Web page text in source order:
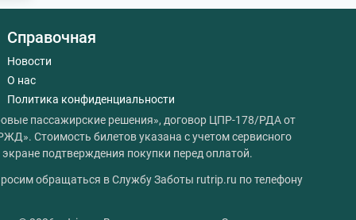
Справочная
Новости
О нас
Политика конфиденциальности
пассажирские решения», договор ЦПР-178/РДА от
Стоимость билетов указана с учетом сервисного
подтверждения покупки перед оплатой.
обращаться в Службу Заботы rutrip.ru по телефону